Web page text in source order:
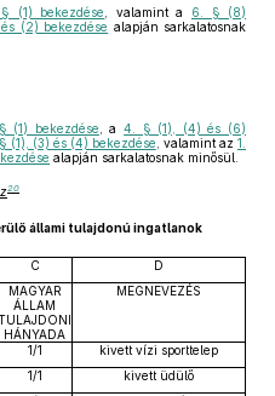
(1) bekezdése , valamint a 6. § (8)
(2) bekezdése alapján sarkalatosnak
(1) bekezdése , a4. § (1), (4) és (6)
(1), (3) és (4) bekezdése , valamint az 1.
alapján sarkalatosnak minősül.
20
állami tulajdonú ingatlanok
C
D
MAGYAR
ÁLLAM
HÁNYADA
MEGNEVEZÉS
1/1
kivett vízi sporttelep
1/1
kivett üdülő